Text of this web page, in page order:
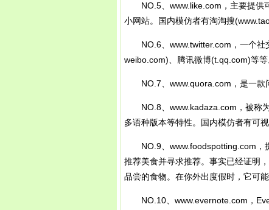
NO.5、www.like.com，主要提供
小网站。国内模仿者有淘淘搜
NO.6、www.twitter.com，一个社
weibo.com)、腾讯微博(t.qq.com)等等
NO.7、www.quora.com，是一款
NO.8、www.kadaza.com，被称为
多语种版本等特性。国内模仿者有可
NO.9、www.foodspotting.com，提
推荐美食并寻求推荐。事实已经证明
品尝的食物。在你外出度假时，它可
NO.10、www.evernote.com，